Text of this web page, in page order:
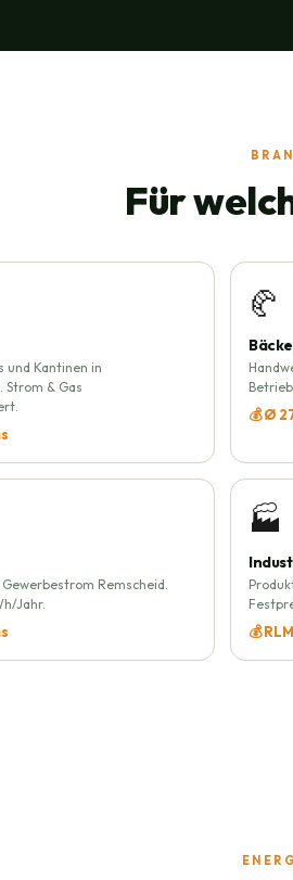
Für
und Kantinen in
Strom & Gas
🥐
💰 Ø
Remscheid.
Jahr.
🏭
💰